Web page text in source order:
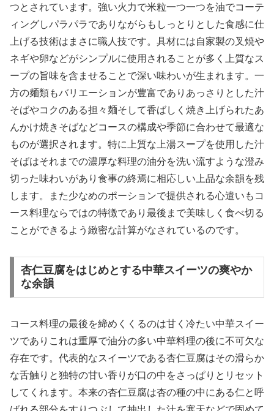
つとされています。強い火力で米粒一つ一つを油でコーテ
ィングしパラパラでありながらもしっとりとした食感に仕
上げる技術はまさに職人技です。具材には自家製の叉焼や
ネギや卵などがシンプルに使用されることが多く上質なス
ープの旨味を含ませることで深い味わいが生まれます。一
方の麺類もバリエーションが豊富でありあっさりとした汁
そばやコクのある担々麺そして香ばしく焼き上げられたあ
んかけ焼きそばなどコースの構成や季節に合わせて最適な
ものが選択されます。特に上質な上湯スープを使用した汁
そばはそれまでの濃厚な料理の油分を洗い流すような澄み
切った味わいがあり食事の終焉に相応しい上品な余韻を残
します。また少なめのポーションで提供される心遣いもコ
ース料理ならではの特徴であり最後まで美味しく食べ切る
ことができるよう緻密な計算がなされているのです。
杏仁豆腐をはじめとする中華スイーツの爽やか
な余韻
コース料理の最後を締めくくるのは甘く冷たい中華スイー
ツでありこれは重厚で油分の多い中華料理の後に不可欠な
存在です。代表的なスイーツである杏仁豆腐はその滑らか
な舌触りと独特の甘い香りが口の中をさっぱりとリセット
してくれます。本来の杏仁豆腐は杏の種の中にある仁と呼